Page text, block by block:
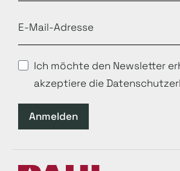
Ich möchte den Newsletter
akzeptiere die
Anmelden